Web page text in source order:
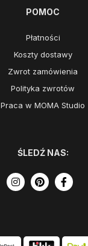
POMOC
Płatności
Koszty dostawy
Zwrot zamówienia
Polityka zwrotów
Praca w MOMA Studio
ŚLEDŹ NAS: